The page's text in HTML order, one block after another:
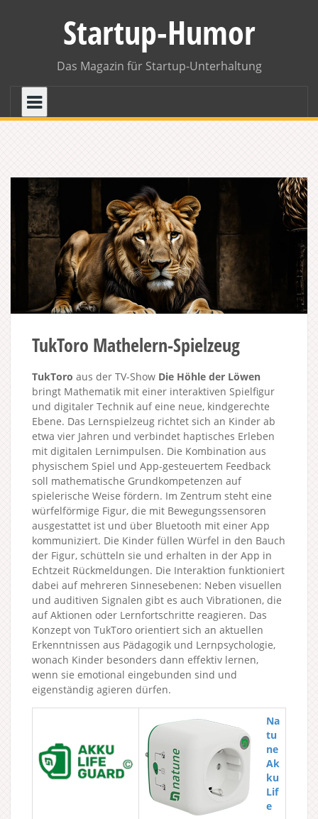
Startup-Humor
Das Magazin für Startup-Unterhaltung
TukToro Mathelern-Spielzeug
TukToro aus der TV-Show Die Höhle der Löwen
bringt Mathematik mit einer interaktiven Spielfigur
und digitaler Technik auf eine neue, kindgerechte
Ebene. Das Lernspielzeug richtet sich an Kinder ab
etwa vier Jahren und verbindet haptisches Erleben
mit digitalen Lernimpulsen. Die Kombination aus
physischem Spiel und App-gesteuertem Feedback
soll mathematische Grundkompetenzen auf
spielerische Weise fördern. Im Zentrum steht eine
würfelförmige Figur, die mit Bewegungssensoren
ausgestattet ist und über Bluetooth mit einer App
kommuniziert. Die Kinder füllen Würfel in den Bauch
der Figur, schütteln sie und erhalten in der App in
Echtzeit Rückmeldungen. Die Interaktion funktioniert
dabei auf mehreren Sinnesebenen: Neben visuellen
und auditiven Signalen gibt es auch Vibrationen, die
auf Aktionen oder Lernfortschritte reagieren. Das
Konzept von TukToro orientiert sich an aktuellen
Erkenntnissen aus Pädagogik und Lernpsychologie,
wonach Kinder besonders dann effektiv lernen,
wenn sie emotional eingebunden sind und
eigenständig agieren dürfen.
Na
tu
ne
Ak
ku
Lif
e